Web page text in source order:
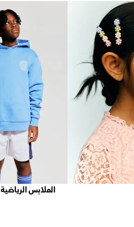
الملابس الرياضية